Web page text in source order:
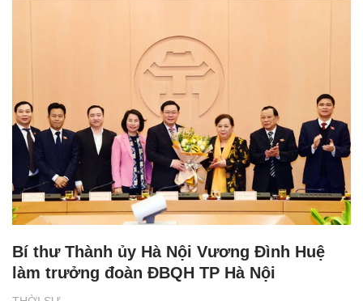
Bí thư Thành ủy Hà Nội Vương Đình Huệ
làm trưởng đoàn ĐBQH TP Hà Nội